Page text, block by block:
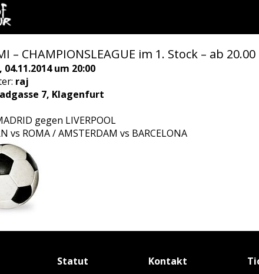
– CHAMPIONSLEAGUE im 1. Stock – ab 20.00
04.11.2014 um 20:00
raj
7, Klagenfurt
gegen LIVERPOOL
vs ROMA / AMSTERDAM vs BARCELONA
Statut Kontakt